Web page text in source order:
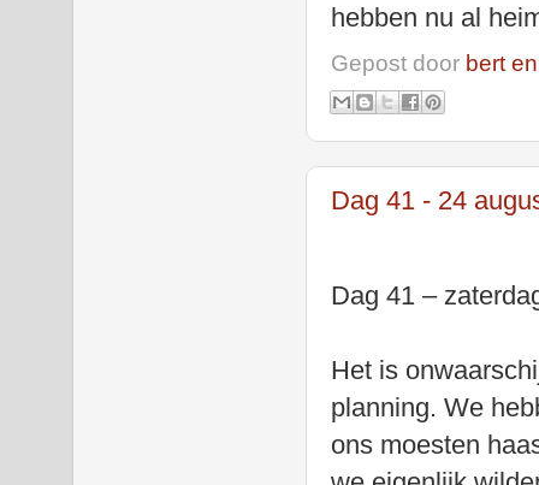
hebben nu al
Gepost door bert
Dag 41 - 24
Dag 41 –
Het is
planning. We
ons moesten